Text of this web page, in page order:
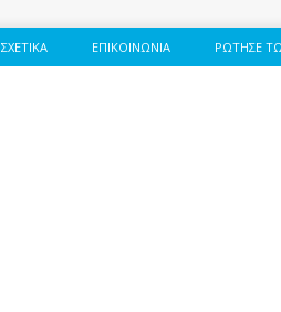
ΣΧΕΤΙΚΆ ΕΠΙΚΟΙΝΩΝΊΑ ΡΏΤΗΣΕ